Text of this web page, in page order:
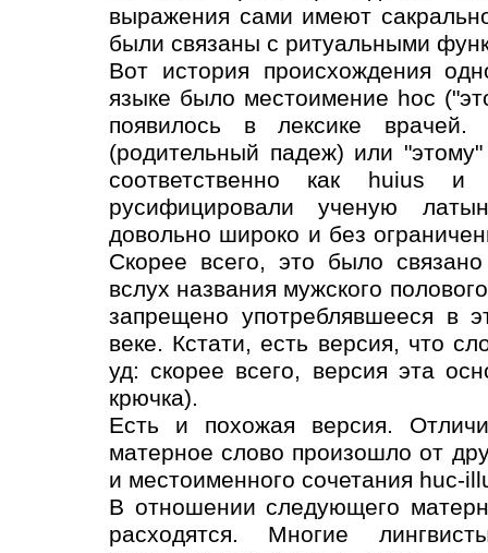
выражения сами имеют
были связаны с ритуальными
Вот история происхождения
языке было местоимение hoc
появилось в лексике
(родительный падеж) или
соответственно как huius
русифицировали ученую
довольно широко и без
Скорее всего, это было
вслух названия мужского
запрещено употреблявшееся в
веке. Кстати, есть версия, что
уд: скорее всего, версия эта
крючка).
Есть и похожая версия.
матерное слово произошло от
и местоименного сочетания huc-
В отношении следующего
расходятся. Многие